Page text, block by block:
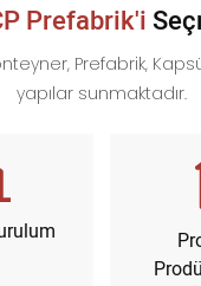
Prefabrik'i
Prefabrik,
yapılar sunmaktadır.